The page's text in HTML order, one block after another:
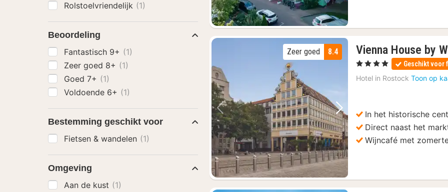
Vorige foto Volgende foto
8.4
Zeer goed Vienna House by
, 4 Sterren Geschikt voor
Hotel in Rostock Toon op
In het historische
Direct naast het
Wijncafé met
Rolstoelvriendelijk (1)
Beoordeling
Fantastisch 9+ (1)
Zeer goed 8+ (1)
Goed 7+ (1)
Voldoende 6+ (1)
Bestemming geschikt voor
Fietsen & wandelen (1)
Omgeving
Aan de kust (1)